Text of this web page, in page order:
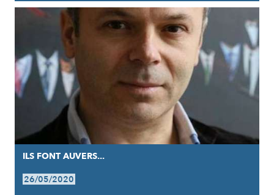
ILS FONT AUVERS...
26/05/2020